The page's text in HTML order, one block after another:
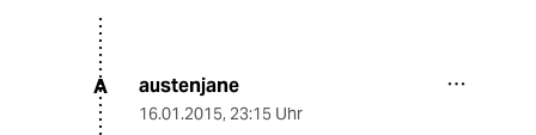
A austenjane
16.01.2015, 23:15 Uhr